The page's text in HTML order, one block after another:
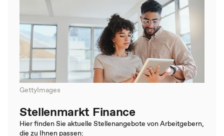
GettyImages
Stellenmarkt Finance
Hier finden Sie aktuelle Stellenangebote von Arbeitgebern,
die zu Ihnen passen: